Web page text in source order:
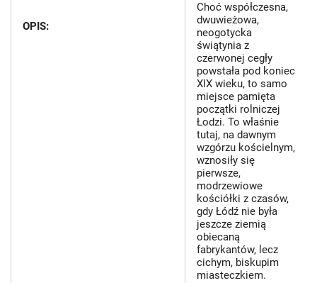
OPIS:
​Choć współczesna,
dwuwieżowa,
neogotycka
świątynia z
czerwonej cegły
powstała pod koniec
XIX wieku, to samo
miejsce pamięta
początki rolniczej
Łodzi. To właśnie
tutaj, na dawnym
wzgórzu kościelnym,
wznosiły się
pierwsze,
modrzewiowe
kościółki z czasów,
gdy Łódź nie była
jeszcze ziemią
obiecaną
fabrykantów, lecz
cichym, biskupim
miasteczkiem.